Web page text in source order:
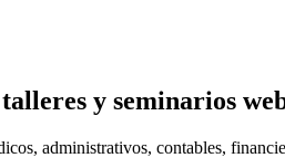
y seminarios
administrativos, contables,